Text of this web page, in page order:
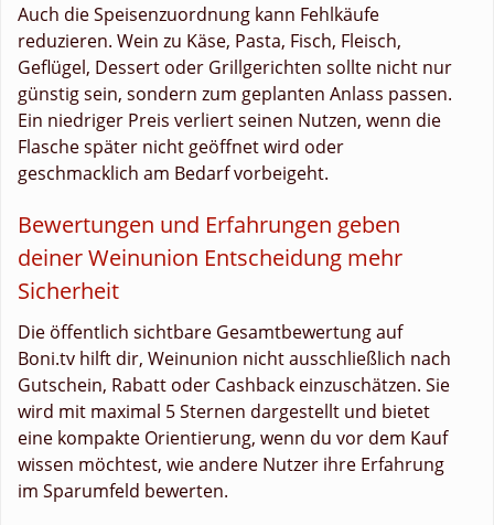
Auch die Speisenzuordnung kann Fehlkäufe
reduzieren. Wein zu Käse, Pasta, Fisch, Fleisch,
Geflügel, Dessert oder Grillgerichten sollte nicht nur
günstig sein, sondern zum geplanten Anlass passen.
Ein niedriger Preis verliert seinen Nutzen, wenn die
Flasche später nicht geöffnet wird oder
geschmacklich am Bedarf vorbeigeht.
Bewertungen und Erfahrungen geben
deiner Weinunion Entscheidung mehr
Sicherheit
Die öffentlich sichtbare Gesamtbewertung auf
Boni.tv hilft dir, Weinunion nicht ausschließlich nach
Gutschein, Rabatt oder Cashback einzuschätzen. Sie
wird mit maximal 5 Sternen dargestellt und bietet
eine kompakte Orientierung, wenn du vor dem Kauf
wissen möchtest, wie andere Nutzer ihre Erfahrung
im Sparumfeld bewerten.